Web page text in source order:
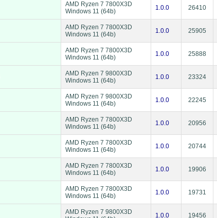
AMD Ryzen 7 7800X3D
Windows 11 (64b)
1.0.0 26410
AMD Ryzen 7 7800X3D
Windows 11 (64b)
1.0.0 25905
AMD Ryzen 7 7800X3D
Windows 11 (64b)
1.0.0 25888
AMD Ryzen 7 9800X3D
Windows 11 (64b)
1.0.0 23324
AMD Ryzen 7 9800X3D
Windows 11 (64b)
1.0.0 22245
AMD Ryzen 7 7800X3D
Windows 11 (64b)
1.0.0 20956
AMD Ryzen 7 7800X3D
Windows 11 (64b)
1.0.0 20744
AMD Ryzen 7 7800X3D
Windows 11 (64b)
1.0.0 19906
AMD Ryzen 7 7800X3D
Windows 11 (64b)
1.0.0 19731
AMD Ryzen 7 9800X3D
1.0.0 19456